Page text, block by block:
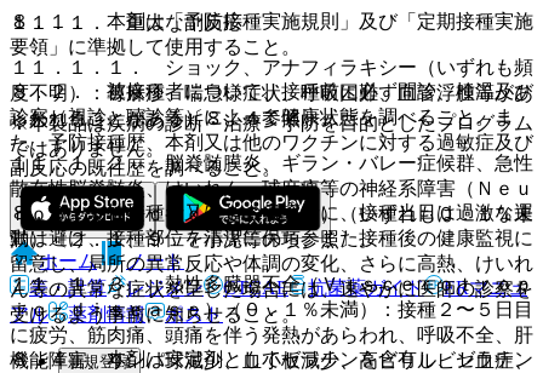
８．１． 本剤は「予防接種実施規則」及び「定期接種実施
要領」に準拠して使用すること。
８．２． 被接種者について、接種前に必ず問診、検温及び
診察（視診、聴診等）によって健康状態を調べること。ま
た、予防接種歴、本剤又は他のワクチンに対する過敏症及び
副反応の既往歴を調べること。
８．３． 被接種者又はその保護者に、接種当日は過激な運
動は避け、接種部位を清潔に保ち、また接種後の健康監視に
留意し、局所の異常反応や体調の変化、さらに高熱、けいれ
ん等の異常な症状を呈した場合には、速やかに医師の診察を
受けるよう事前に知らせること。
８．４． 本剤は安定剤としてゼラチンを含有し、ゼラチン
１１．１． 重大な副反応
１１．１．１． ショック、アナフィラキシー（いずれも頻
度不明）：蕁麻疹、喘息様症状、呼吸困難、血管浮腫等があ
らわれることがある〔８．４参照〕。
１１．１．２． 脳脊髄膜炎、ギラン・バレー症候群、急性
散在性脳脊髄炎、けいれん、球麻痺等の神経系障害（Ｎｅｕ
ｒｏｔｒｏｐｉｃ ｄｉｓｅａｓｅ）（いずれも０．１％未
満）〔２．１、９．７小児等の項参照〕。
１１．１．３． 熱性多臓器不全（Ｖｉｓｃｅｒｏｔｒｏｐ
ｉｃ ｄｉｓｅａｓｅ）（０．１％未満）：接種２〜５日目
に疲労、筋肉痛、頭痛を伴う発熱があらわれ、呼吸不全、肝
機能障害、リンパ球減少、血小板減少、高ビリルビン血症、
※本製品は疾病の診断・治療・予防を目的としたプログラム
ではありません。
ホーム
ノート
表・計算
レジメン CTCAE 抗菌薬ガイド
ERマニュ
アル
薬剤情報 ポスト
新規登録